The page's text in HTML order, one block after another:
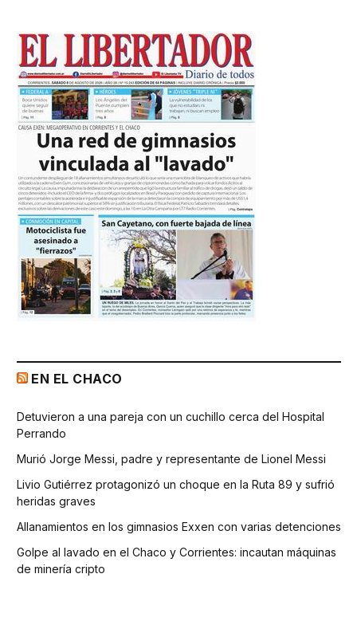
EN EL CHACO
Detuvieron a una pareja con un cuchillo cerca del Hospital
Perrando
Murió Jorge Messi, padre y representante de Lionel Messi
Livio Gutiérrez protagonizó un choque en la Ruta 89 y sufrió
heridas graves
Allanamientos en los gimnasios Exxen con varias detenciones
Golpe al lavado en el Chaco y Corrientes: incautan máquinas
de minería cripto